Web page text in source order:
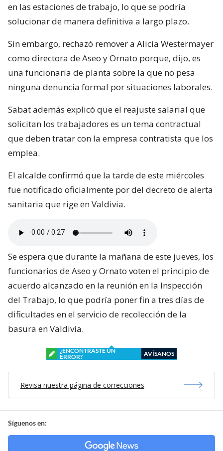
en las estaciones de trabajo, lo que se podría
solucionar de manera definitiva a largo plazo.
Sin embargo, rechazó remover a Alicia Westermayer
como directora de Aseo y Ornato porque, dijo, es
una funcionaria de planta sobre la que no pesa
ninguna denuncia formal por situaciones laborales.
Sabat además explicó que el reajuste salarial que
solicitan los trabajadores es un tema contractual
que deben tratar con la empresa contratista que los
emplea.
El alcalde confirmó que la tarde de este miércoles
fue notificado oficialmente por del decreto de alerta
sanitaria que rige en Valdivia.
Se espera que durante la mañana de este jueves, los
funcionarios de Aseo y Ornato voten el principio de
acuerdo alcanzado en la reunión en la Inspección
del Trabajo, lo que podría poner fin a tres días de
dificultades en el servicio de recolección de la
basura en Valdivia.
¿ENCONTRASTE UN
ERROR?
AVÍSANOS
Revisa nuestra página de correcciones
Síguenos en: